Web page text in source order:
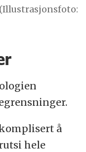
(Illustrasjonsfoto:
å
hele